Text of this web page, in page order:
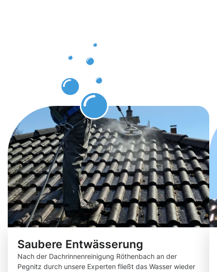
Saubere Entwässerung
Nach der Dachrinnenreinigung Röthenbach an der
Pegnitz durch unsere Experten fließt das Wasser wieder